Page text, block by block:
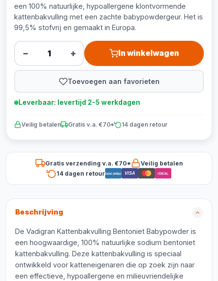
een 100% natuurlijke, hypoallergene klontvormende
kattenbakvulling met een zachte babypowdergeur. Het is
99,5% stofvrij en gemaakt in Europa.
− + In winkelwagen
Toevoegen aan favorieten
Leverbaar: levertijd 2-5 werkdagen
Veilig betalen Gratis v.a. €70* 14 dagen retour
Gratis verzending v.a. €70*
Veilig betalen
14 dagen retourBancontact VISA iDEAL
Beschrijving
De Vadigran Kattenbakvulling Bentoniet Babypowder is
een hoogwaardige, 100% natuurlijke sodium bentoniet
kattenbakvulling. Deze kattenbakvulling is speciaal
ontwikkeld voor katteneigenaren die op zoek zijn naar
een effectieve, hypoallergene en milieuvriendelijke